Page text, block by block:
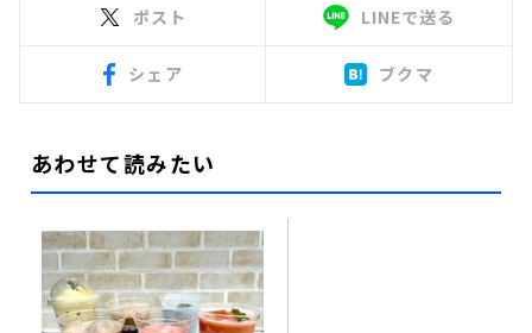
ポスト LINEで送る
シェア ブクマ
あわせて読みたい